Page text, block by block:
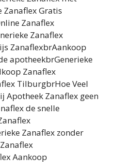
Zanaflex Gratis
Zanaflex
Zanaflex
ZanaflexbrAankoop
apotheekbrGenerieke
Zanaflex
TilburgbrHoe Veel
Apotheek Zanaflex geen
de snelle
Zanaflex zonder
Aankoop